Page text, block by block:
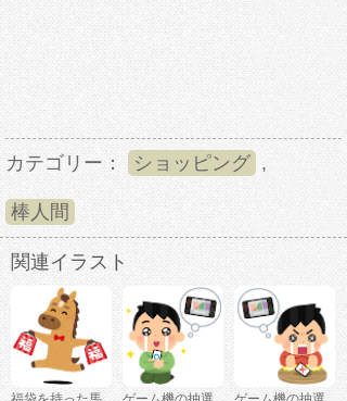
カテゴリー： ショッピング ,
棒人間
関連イラスト